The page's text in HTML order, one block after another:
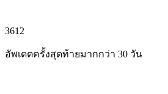
3612
อัพเดตครั้งสุดท้ายมากกว่า 30 วัน